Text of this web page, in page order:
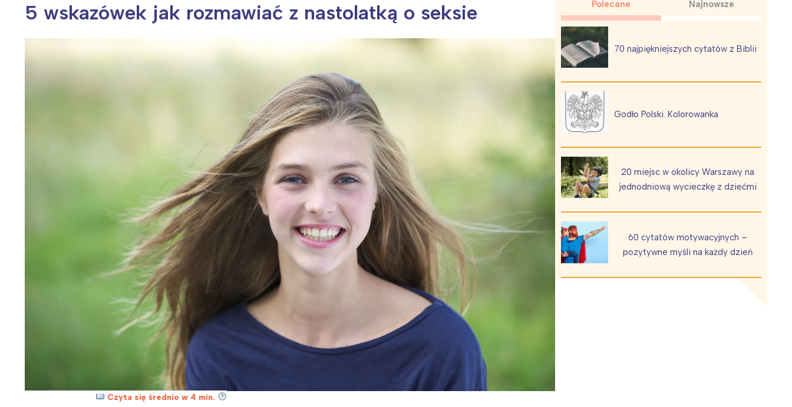
Kwitnąca wiśnia i jej płatki
5 wskazówek jak rozmawiać z nastolatką o seksie Polecane Najnowsze
70 najpiękniejszych cytatów z Biblii
Godło Polski. Kolorowanka
20 miejsc w okolicy Warszawy na
jednodniową wycieczkę z dziećmi
60 cytatów motywacyjnych –
pozytywne myśli na każdy dzień
Czyta się średnio w 4 min.